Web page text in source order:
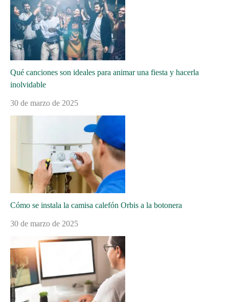
Qué canciones son ideales para animar una fiesta y hacerla
inolvidable
30 de marzo de 2025
Cómo se instala la camisa calefón Orbis a la botonera
30 de marzo de 2025